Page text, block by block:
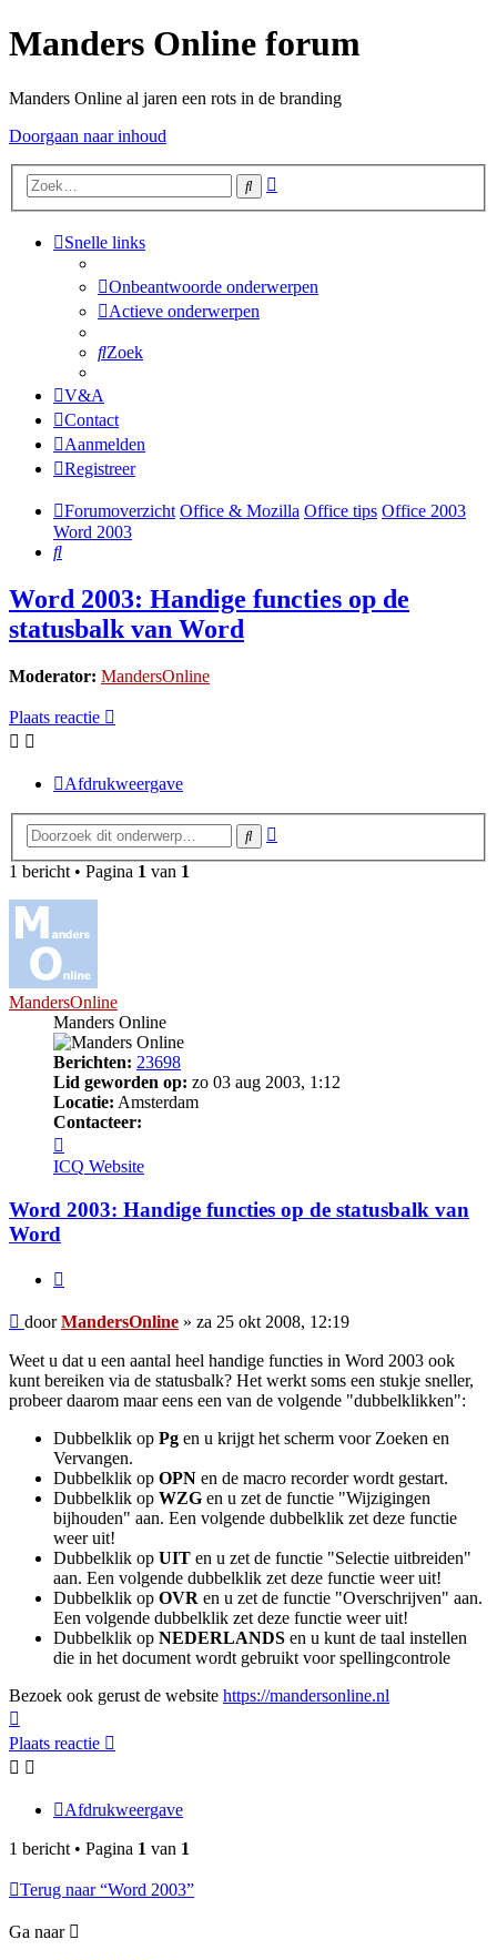
Manders Online forum
Manders Online al jaren een rots in de branding
Doorgaan naar inhoud
Zoek
Snelle links
Onbeantwoorde onderwerpen
Actieve onderwerpen
Zoek
V&A
Contact
Aanmelden
Registreer
Forumoverzicht Office & Mozilla Office tips Office 2003
Word 2003
Zoek
Word 2003: Handige functies op de
statusbalk van Word
Moderator: MandersOnline
Plaats reactie
Afdrukweergave
Zoek
1 bericht • Pagina 1 van 1
MandersOnline
Manders Online
Berichten: 23698
Lid geworden op: zo 03 aug 2003, 1:12
Locatie: Amsterdam
Contacteer:
MandersOnline
ICQ Website
Word 2003: Handige functies op de statusbalk van
Word
Bericht
doorMandersOnline » za 25 okt 2008, 12:19
Weet u dat u een aantal heel handige functies in Word 2003 ook
kunt bereiken via de statusbalk? Het werkt soms een stukje sneller,
probeer daarom maar eens een van de volgende "dubbelklikken":
Dubbelklik op Pg en u krijgt het scherm voor Zoeken en
Vervangen.
Dubbelklik op OPN en de macro recorder wordt gestart.
Dubbelklik op WZG en u zet de functie "Wijzigingen
bijhouden" aan. Een volgende dubbelklik zet deze functie
weer uit!
Dubbelklik op UIT en u zet de functie "Selectie uitbreiden"
aan. Een volgende dubbelklik zet deze functie weer uit!
Dubbelklik op OVR en u zet de functie "Overschrijven" aan.
Een volgende dubbelklik zet deze functie weer uit!
Dubbelklik op NEDERLANDS en u kunt de taal instellen
die in het document wordt gebruikt voor spellingcontrole
Bezoek ook gerust de website https://mandersonline.nl
Plaats reactie
Afdrukweergave
1 bericht • Pagina 1 van 1
Terug naar “Word 2003”
Ga naar